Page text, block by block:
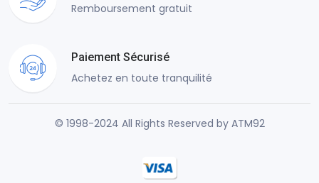
Remboursement gratuit
Paiement Sécurisé
Achetez en toute tranquilité
© 1998-2024 All Rights Reserved by ATM92